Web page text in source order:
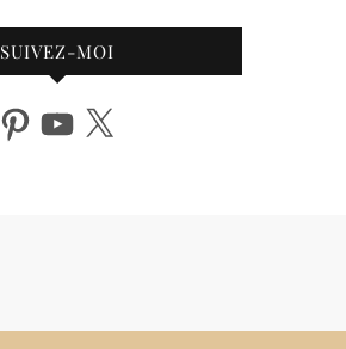
SUIVEZ-MOI
PinterestYouTube
X